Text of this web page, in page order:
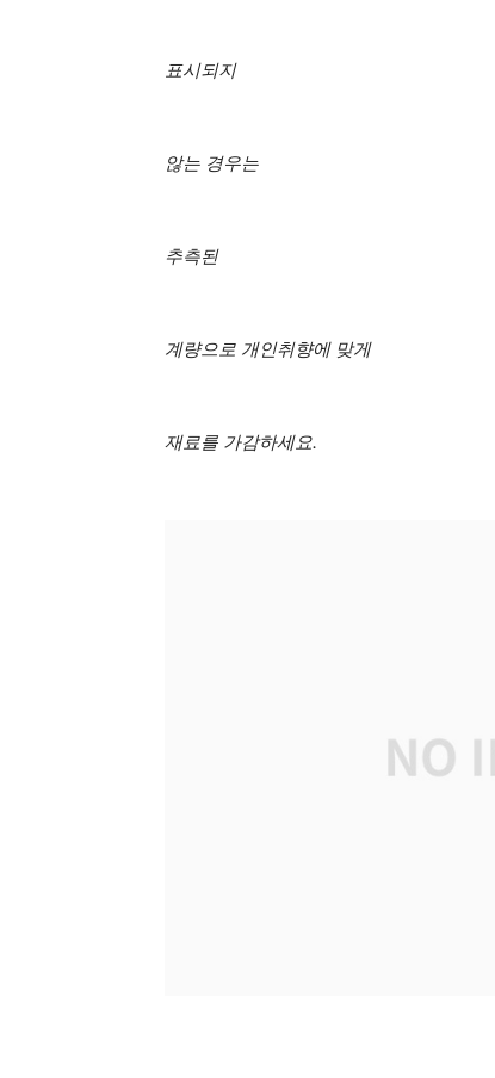
표시되지
않는 경우는
추측된
계량으로 개인취향에 맞게
재료를 가감하세요.